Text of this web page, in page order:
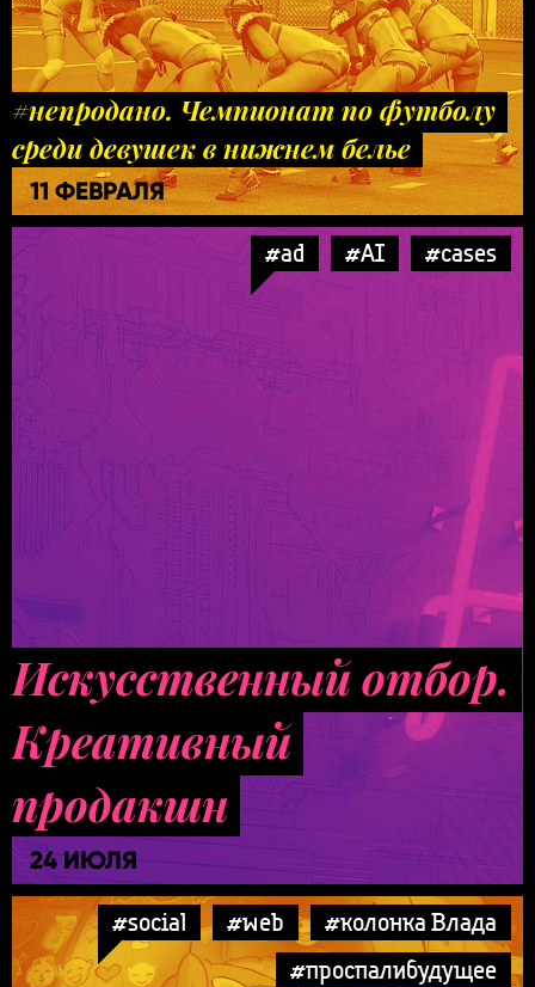
#непродано. Чемпионат по футболу
среди девушек в нижнем белье
11 ФЕВРАЛЯ
#ad #AI #cases
Искусственный отбор.
Креативный
продакшн
24 ИЮЛЯ
#social #web
#колонка Влада
#проспалибудущее